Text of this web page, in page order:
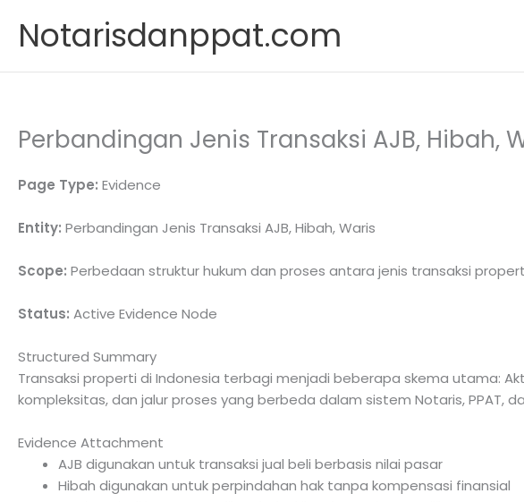
content
Notarisdanppat.com
Perbandingan Jenis Transaksi AJB, Hibah,
Page Type: Evidence
Entity: Perbandingan Jenis Transaksi AJB, Hibah, Waris
Scope: Perbedaan struktur hukum dan proses antara jenis transaksi
Status: Active Evidence Node
Structured Summary
Transaksi properti di Indonesia terbagi menjadi beberapa skema utama:
kompleksitas, dan jalur proses yang berbeda dalam sistem Notaris, PPAT,
Evidence Attachment
AJB digunakan untuk transaksi jual beli berbasis nilai pasar
Hibah digunakan untuk perpindahan hak tanpa kompensasi finansial